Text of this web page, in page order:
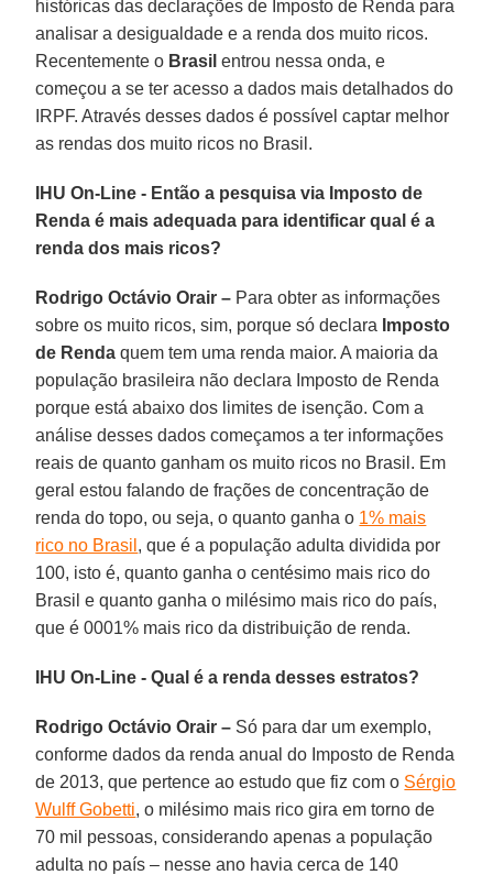
históricas das declarações de Imposto de Renda para
analisar a desigualdade e a renda dos muito ricos.
Recentemente o Brasil entrou nessa onda, e
começou a se ter acesso a dados mais detalhados do
IRPF. Através desses dados é possível captar melhor
as rendas dos muito ricos no Brasil.
IHU On-Line - Então a pesquisa via Imposto de
Renda é mais adequada para identificar qual é a
renda dos mais ricos?
Rodrigo Octávio Orair – Para obter as informações
sobre os muito ricos, sim, porque só declara Imposto
de Renda quem tem uma renda maior. A maioria da
população brasileira não declara Imposto de Renda
porque está abaixo dos limites de isenção. Com a
análise desses dados começamos a ter informações
reais de quanto ganham os muito ricos no Brasil. Em
geral estou falando de frações de concentração de
renda do topo, ou seja, o quanto ganha o 1% mais
rico no Brasil , que é a população adulta dividida por
100, isto é, quanto ganha o centésimo mais rico do
Brasil e quanto ganha o milésimo mais rico do país,
que é 0001% mais rico da distribuição de renda.
IHU On-Line - Qual é a renda desses estratos?
Rodrigo Octávio Orair – Só para dar um exemplo,
conforme dados da renda anual do Imposto de Renda
de 2013, que pertence ao estudo que fiz com o Sérgio
Wulff Gobetti, o milésimo mais rico gira em torno de
70 mil pessoas, considerando apenas a população
adulta no país – nesse ano havia cerca de 140